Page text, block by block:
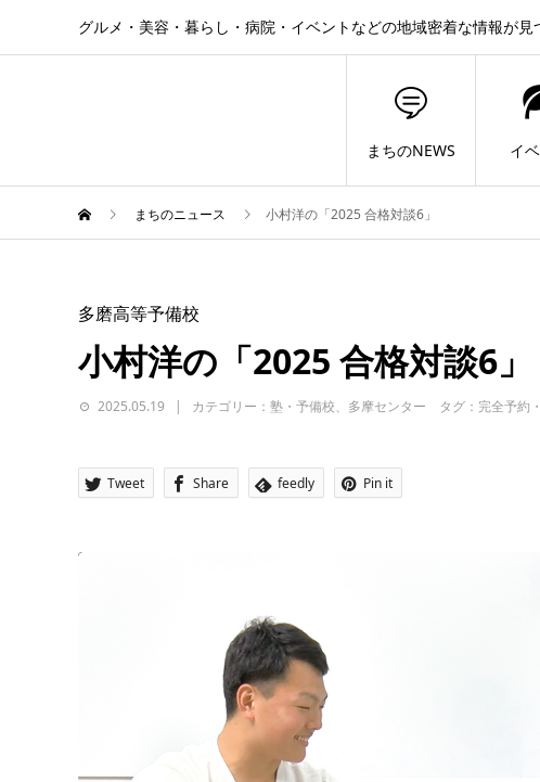
グルメ・美容・暮らし・病院・イベントなどの地域密着な情報が見
まちのNEWS イ
まちのニュース 小村洋の「2025 合格対談6」
多磨高等予備校
小村洋の「2025 合格対談6」
2025.05.19 カテゴリー：塾・予備校、多摩センター タグ：完全予約
Tweet Share feedly Pin it